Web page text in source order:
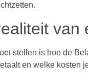
van
stellen is hoe de
en welke kosten